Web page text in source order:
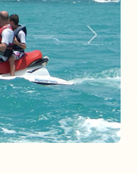
Suivant